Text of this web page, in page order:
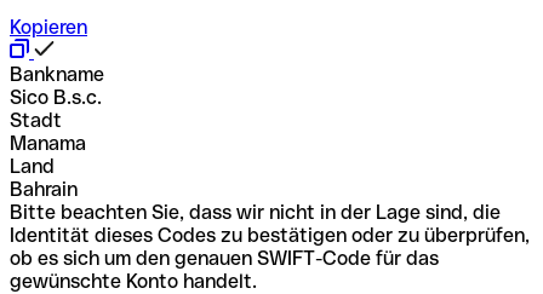
Kopieren
Bankname
Sico B.s.c.
Stadt
Manama
Land
Bahrain
Bitte beachten Sie, dass wir nicht in der Lage sind, die
Identität dieses Codes zu bestätigen oder zu überprüfen,
ob es sich um den genauen SWIFT-Code für das
gewünschte Konto handelt.